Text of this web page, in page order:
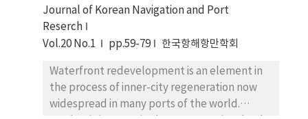
following conclusions related to the VTS
operations. (1) A few of the respondents
(mainly foreigners) do not understand the
fundamental concept of VTS. Accordingly,
the more active VTS services have to be
provided for the mariners. (2) It was found
Journal of Korean Navigation and Port
Reserch
Vol.20 No.1
pp.59-79 한국항해항만학회
Waterfront redevelopment is an element in
the process of inner-city regeneration now
widespread in many ports of the world.